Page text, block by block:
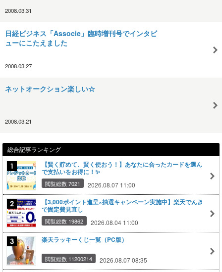
2008.03.31
日経ビジネス「Associe」臨時増刊号でインタビ
ューにこたえました
2008.03.27
ネットオークション楽しい☆
2008.03.21
総合記事ランキング
【賢く貯めて、賢く使おう！】あなたに合ったカードを選ん
で支払いをお得に！✨
閲覧総数 7021 2026.08.07 11:00
【3,000ポイント進呈×抽選キャンペーン実施中】楽天でんき
で固定費見直し
閲覧総数 19862 2026.08.04 11:00
楽天ラッキーくじ一覧（PC版）
閲覧総数 11200214 2026.08.07 08:35